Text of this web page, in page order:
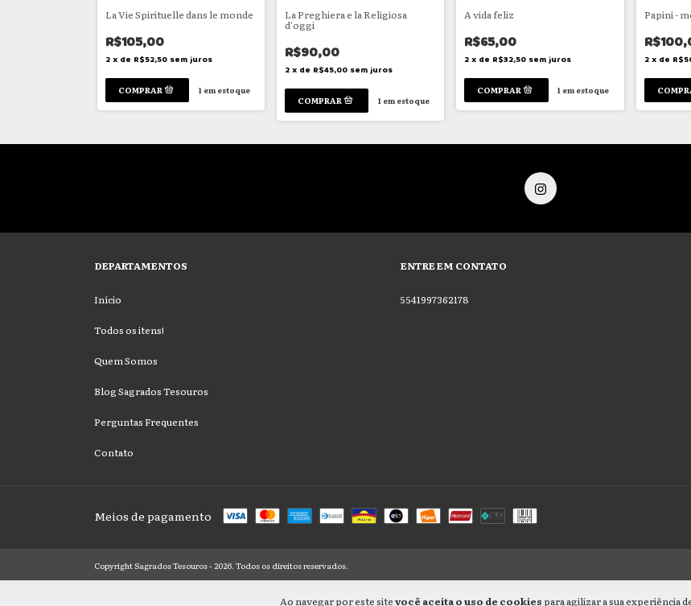
Ao navegar por este sitevocê aceita o uso de cookies para agilizar a sua experiência
La Vie Spirituelle dans le monde
R$105,00
2 x de R$52,50 sem juros
1em estoque
La Preghiera e la Religiosa
d'oggi
R$90,00
2 x de R$45,00 sem juros
1em estoque
A vida feliz
R$65,00
2 x de R$32,50 sem juros
1 em estoque
Papini -
2 x de
DEPARTAMENTOS
Início
Todos os itens!
Quem Somos
Blog Sagrados Tesouros
Perguntas Frequentes
Contato
ENTRE EM CONTATO
5541997362178
Meios de pagamento
Copyright Sagrados Tesouros - 2026. Todos os direitos reservados.